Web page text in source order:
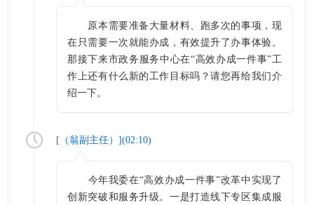
原本需要准备大量材料、跑多次的事项，现
在只需要一次就能办成，有效提升了办事体验。
那接下来市政务服务中心在“高效办成一件事”工
作上还有什么新的工作目标吗？请您再给我们介
绍一下。
[（翁副主任）](02:10)
今年我委在“高效办成一件事”改革中实现了
创新突破和服务升级。一是打造线下专区集成服